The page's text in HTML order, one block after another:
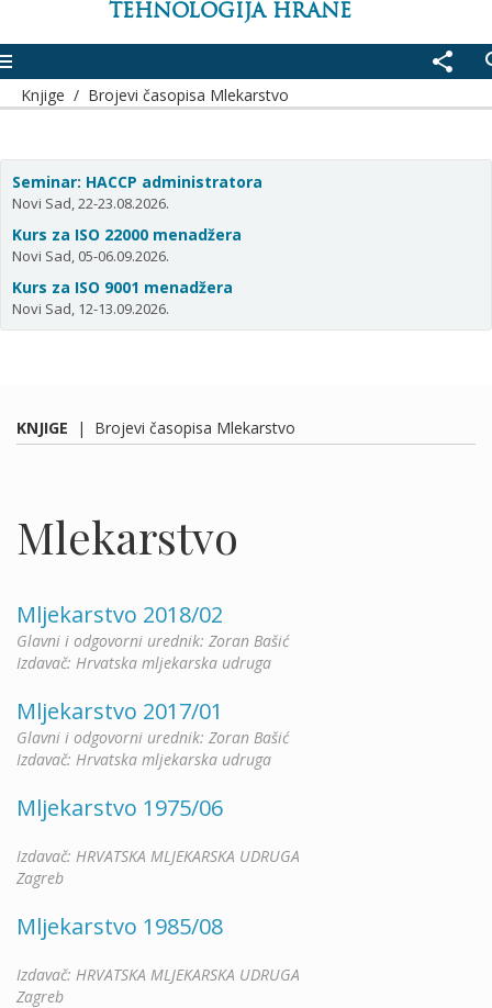
TEHNOLOGIJA HRANE
share
Knjige / Brojevi časopisa Mlekarstvo
Seminar: HACCP administratora
Novi Sad, 22-23.08.2026.
Kurs za ISO 22000 menadžera
Novi Sad, 05-06.09.2026.
Kurs za ISO 9001 menadžera
Novi Sad, 12-13.09.2026.
KNJIGE | Brojevi časopisa Mlekarstvo
Mlekarstvo
Mljekarstvo 2018/02
Glavni i odgovorni urednik: Zoran Bašić
Izdavač: Hrvatska mljekarska udruga
Mljekarstvo 2017/01
Glavni i odgovorni urednik: Zoran Bašić
Izdavač: Hrvatska mljekarska udruga
Mljekarstvo 1975/06
Izdavač: HRVATSKA MLJEKARSKA UDRUGA
Zagreb
Mljekarstvo 1985/08
Izdavač: HRVATSKA MLJEKARSKA UDRUGA
Zagreb